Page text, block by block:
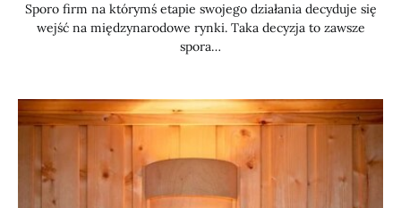
Sporo firm na którymś etapie swojego działania decyduje się
wejść na międzynarodowe rynki. Taka decyzja to zawsze
spora…